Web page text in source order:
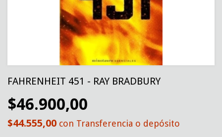
FAHRENHEIT 451 - RAY BRADBURY
$46.900,00
$44.555,00 con Transferencia o depósito